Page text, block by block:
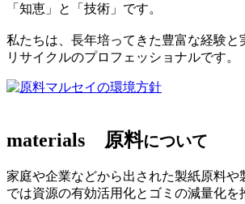
「知恵」と「技術」です。
私たちは、長年培ってきた豊富な経験
リサイクルのプロフェッショナルです。
マルセイの環境方針
materials 原料について
家庭や企業などから出された製紙原料
では資源の有効活用化とゴミの減量化